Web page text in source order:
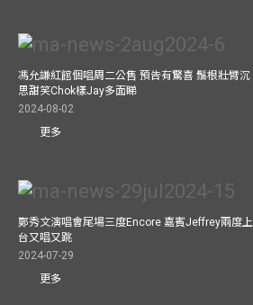
馮允謙紅館個唱周二公售 預告有驚喜 鬚根壯臂沉
思甜笑Chok樣Jay多面睇
2024-08-02
更多
鄭秀文演唱會尾場三度Encore 嘉賓Jeffrey兩度上
台又唱又跳
2024-07-29
更多